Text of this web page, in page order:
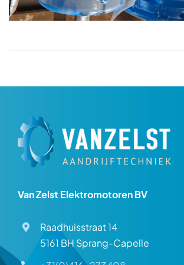
Van Zelst Elektromotoren BV
Raadhuisstraat 14
5161 BH Sprang-Capelle